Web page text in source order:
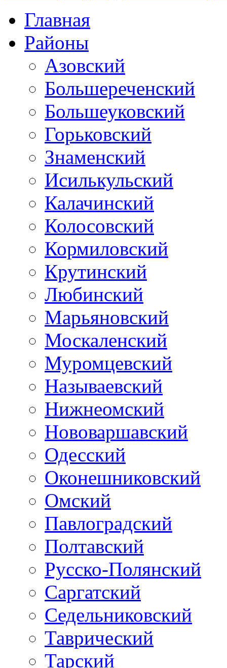
Главная
Районы
Азовский
Большереченский
Большеуковский
Горьковский
Знаменский
Исилькульский
Калачинский
Колосовский
Кормиловский
Крутинский
Любинский
Марьяновский
Москаленский
Муромцевский
Называевский
Нижнеомский
Нововаршавский
Одесский
Оконешниковский
Омский
Павлоградский
Полтавский
Русско-Полянский
Саргатский
Седельниковский
Таврический
Тарский